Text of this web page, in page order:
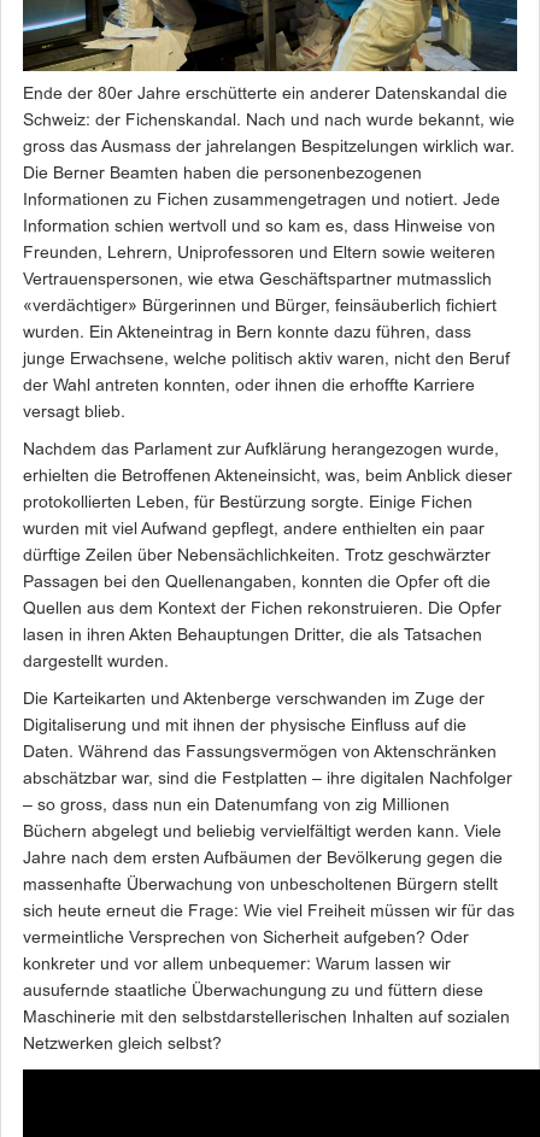
Ende der 80er Jahre erschütterte ein anderer Datenskandal die
Schweiz: der Fichenskandal. Nach und nach wurde bekannt, wie
gross das Ausmass der jahrelangen Bespitzelungen wirklich war.
Die Berner Beamten haben die personenbezogenen
Informationen zu Fichen zusammengetragen und notiert. Jede
Information schien wertvoll und so kam es, dass Hinweise von
Freunden, Lehrern, Uniprofessoren und Eltern sowie weiteren
Vertrauenspersonen, wie etwa Geschäftspartner mutmasslich
«verdächtiger» Bürgerinnen und Bürger, feinsäuberlich fichiert
wurden. Ein Akteneintrag in Bern konnte dazu führen, dass
junge Erwachsene, welche politisch aktiv waren, nicht den Beruf
der Wahl antreten konnten, oder ihnen die erhoffte Karriere
versagt blieb.
Nachdem das Parlament zur Aufklärung herangezogen wurde,
erhielten die Betroffenen Akteneinsicht, was, beim Anblick dieser
protokollierten Leben, für Bestürzung sorgte. Einige Fichen
wurden mit viel Aufwand gepflegt, andere enthielten ein paar
dürftige Zeilen über Nebensächlichkeiten. Trotz geschwärzter
Passagen bei den Quellenangaben, konnten die Opfer oft die
Quellen aus dem Kontext der Fichen rekonstruieren. Die Opfer
lasen in ihren Akten Behauptungen Dritter, die als Tatsachen
dargestellt wurden.
Die Karteikarten und Aktenberge verschwanden im Zuge der
Digitaliserung und mit ihnen der physische Einfluss auf die
Daten. Während das Fassungsvermögen von Aktenschränken
abschätzbar war, sind die Festplatten – ihre digitalen Nachfolger
– so gross, dass nun ein Datenumfang von zig Millionen
Büchern abgelegt und beliebig vervielfältigt werden kann. Viele
Jahre nach dem ersten Aufbäumen der Bevölkerung gegen die
massenhafte Überwachung von unbescholtenen Bürgern stellt
sich heute erneut die Frage: Wie viel Freiheit müssen wir für das
vermeintliche Versprechen von Sicherheit aufgeben? Oder
konkreter und vor allem unbequemer: Warum lassen wir
ausufernde staatliche Überwachungung zu und füttern diese
Maschinerie mit den selbstdarstellerischen Inhalten auf sozialen
Netzwerken gleich selbst?